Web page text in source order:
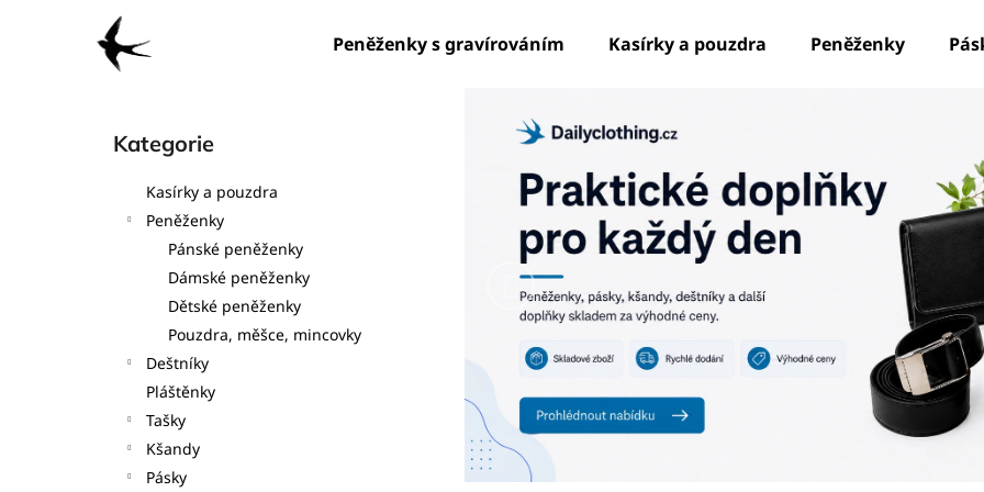
Peněženky s gravírováním Kasírky a pouzdra Peněženky
Přeskočit
kategorie
Kategorie
Kasírky a pouzdra
Peněženky
Pánské peněženky
Dámské peněženky
Dětské peněženky
Pouzdra, měšce, mincovky
Deštníky
Pláštěnky
Tašky
Kšandy
Pásky
Zpět
Zpět
Co potřebujete najít?
HLEDAT
Doporučujeme